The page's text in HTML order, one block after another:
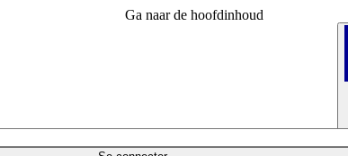
Ga naar de hoofdinhoud